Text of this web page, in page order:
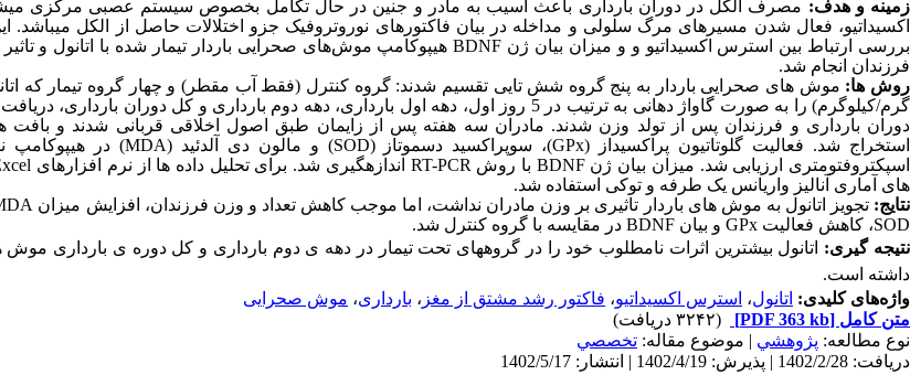
زمینه و هدف: مصرف الکل در دوران بارداری باعث آسیب به مادر و جنین در حال تکامل بخصوص سیستم عصبی مرکزی
اکسیداتیو، فعال شدن مسیرهای مرگ سلولی و مداخله در بیان فاکتورهای نوروتروفیک جزو اختلالات حاصل از الکل می­باشد.
بررسی ارتباط بین استرس اکسیداتیو و و میزان بیان ژن BDNFهیپوکامپ موش‌های صحرایی باردار تیمار شده با اتانول و
فرزندان انجام شد.
روش ­ها:
گرم/کیلوگرم) را
به صورت گاواژ دهانی به ترتیب در 5 روز اول، دهه اول بارداری، دهه دوم بارداری و کل دوران بارداری،
دوران بارداری و فرزندان پس از تولد وزن شدند. مادران سه هفته پس از زایمان طبق اصول اخلاقی قربانی شدند و بافت
استخراج شد. فعالیت گلوتاتیون پراکسیداز (GPx)، سوپراکسید دسموتاز (SOD) و مالون دی­ آلدئید (MDA) در هیپوکامپ
اسپکتروفتومتری ارزیابی شد. میزان بیان ژنBDNF با روش RT-PCR اندازه­گیری شد. برای تحلیل داده ­ها از نرم ­افزارهای
های آماری آنالیز واریانس یک­ طرفه و توکی استفاده شد.
نتایج: تجویز اتانول به موش­ های باردار تاثیری بر وزن مادران نداشت، اما موجب کاهش تعداد و وزن فرزندان، افزایش میزان
SOD، کاهش فعالیت GPx و بیان BDNF در مقایسه با گروه کنترل شد.
نتیجه­ گیری: اتانول بیشترین اثرات نامطلوب خود را در گروه­های تحت تیمار در دهه ­ی دوم بارداری و کل دوره ­ی بارداری
داشته است.
واژه‌های کلیدی: اتانول، استرس اکسیداتیو، فاکتور رشد مشتق از مغز ، بارداری، موش صحرایی
متن کامل [PDF 363 kb]
(۳۲۴۲ دریافت)
نوع مطالعه: پژوهشي | موضوع مقاله: تخصصي
دریافت: 1402/2/28 | پذیرش: 1402/4/19 | انتشار: 1402/5/17